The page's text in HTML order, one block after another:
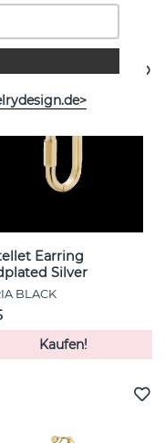
Earring
Silver
BLACK
Kaufen!